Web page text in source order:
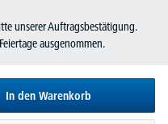
unserer Auftragsbestätigung.
ausgenommen.
In den Warenkorb